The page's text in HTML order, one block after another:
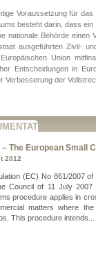
Voraussetzung für
besteht darin, dass
nationale Behörde einen
ausgeführten Zivil-
Union
Entscheidungen in
Verbesserung der
– The European Small
2012
(EC) No 861/2007
Council of 11 July 2007
procedure applies in
matters where
This procedure intends...